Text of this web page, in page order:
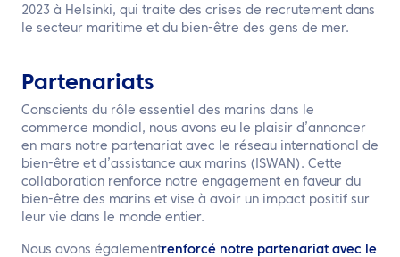
2023 à Helsinki, qui traite des crises de recrutement dans
le secteur maritime et du bien-être des gens de mer.
Partenariats
Conscients du rôle essentiel des marins dans le
commerce mondial, nous avons eu le plaisir d’annoncer
en mars notre partenariat avec le réseau international de
bien-être et d’assistance aux marins (ISWAN). Cette
collaboration renforce notre engagement en faveur du
bien-être des marins et vise à avoir un impact positif sur
leur vie dans le monde entier.
Nous avons égalementrenforcé notre partenariat avec le